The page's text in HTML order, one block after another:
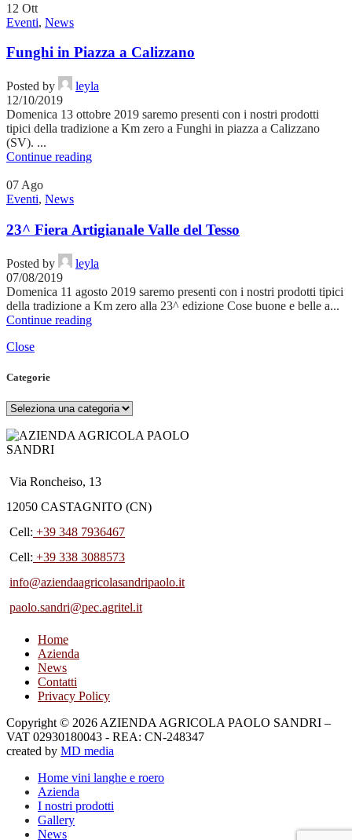
12 Ott
Eventi, News
Funghi in Piazza a Calizzano
Posted by
leyla
12/10/2019
Domenica 13 ottobre 2019 saremo presenti con i nostri prodotti
tipici della tradizione a Km zero a Funghi in piazza a Calizzano
(SV). ...
Continue reading
07 Ago
Eventi, News
23^ Fiera Artigianale Valle del Tesso
Posted by
leyla
07/08/2019
Domenica 11 agosto 2019 saremo presenti con i nostri prodotti tipici
della tradizione a Km zero alla 23^ edizione Cose buone e belle a...
Continue reading
Close
Categorie
Categorie
Via Roncheiso, 13
12050 CASTAGNITO (CN)
Cell: +39 348 7936467
Cell: +39 338 3088573
info@aziendaagricolasandripaolo.it
paolo.sandri@pec.agritel.it
Home
Azienda
News
Contatti
Privacy Policy
Copyright © 2026 AZIENDA AGRICOLA PAOLO SANDRI –
VAT 02930180043 - REA: CN-248347
created by MD media
Home vini langhe e roero
Azienda
I nostri prodotti
Gallery
News